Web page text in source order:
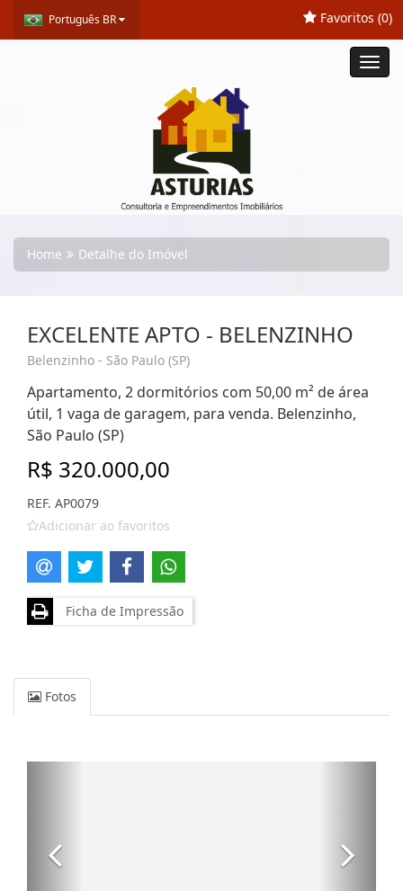
Português BR Favoritos (0)
Home Detalhe do Imóvel
EXCELENTE APTO - BELENZINHO
Belenzinho - São Paulo (SP)
Apartamento, 2 dormitórios com 50,00 m² de área
útil, 1 vaga de garagem, para venda. Belenzinho,
São Paulo (SP)
R$ 320.000,00
REF. AP0079
Adicionar ao favoritos
Ficha de Impressão
Fotos